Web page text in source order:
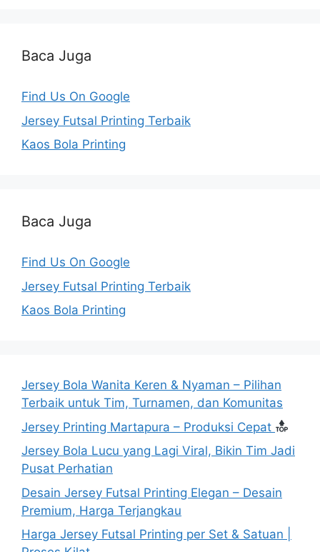
Baca Juga
Find Us On Google
Jersey Futsal Printing Terbaik
Kaos Bola Printing
Baca Juga
Find Us On Google
Jersey Futsal Printing Terbaik
Kaos Bola Printing
Jersey Bola Wanita Keren & Nyaman – Pilihan
Terbaik untuk Tim, Turnamen, dan Komunitas
Jersey Printing Martapura – Produksi Cepat
Jersey Bola Lucu yang Lagi Viral, Bikin Tim Jadi
Pusat Perhatian
Desain Jersey Futsal Printing Elegan – Desain
Premium, Harga Terjangkau
Harga Jersey Futsal Printing per Set & Satuan |